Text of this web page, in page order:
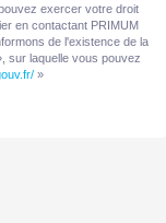
exercer votre droit
en contactant PRIMUM
de l'existence de la
sur laquelle vous pouvez
»